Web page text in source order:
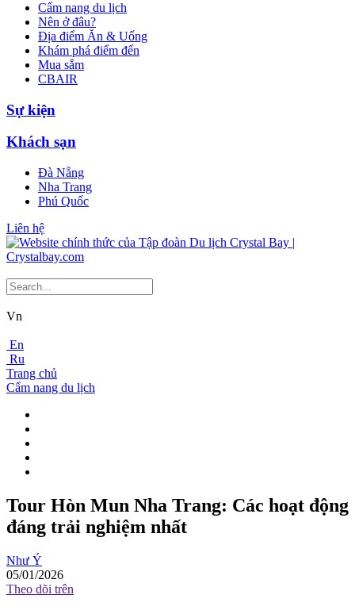
Cẩm nang du lịch
Nên ở đâu?
Địa điểm Ăn & Uống
Khám phá điểm đến
Mua sắm
CBAIR
Sự kiện
Khách sạn
Đà Nẵng
Nha Trang
Phú Quốc
Liên hệ
Vn
En
Ru
Trang chủ
Cẩm nang du lịch
Tour Hòn Mun Nha Trang: Các hoạt động
đáng trải nghiệm nhất
Như Ý
05/01/2026
Theo dõi trên